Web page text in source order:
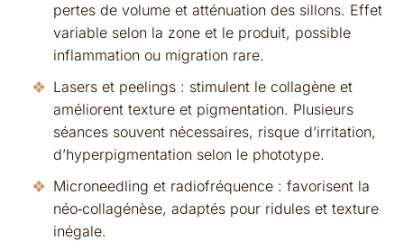
pertes de volume et atténuation des sillons. Effet
variable selon la zone et le produit, possible
inflammation ou migration rare.
Lasers et peelings : stimulent le collagène et
améliorent texture et pigmentation. Plusieurs
séances souvent nécessaires, risque d’irritation,
d’hyperpigmentation selon le phototype.
Microneedling et radiofréquence : favorisent la
néo‑collagénèse, adaptés pour ridules et texture
inégale.